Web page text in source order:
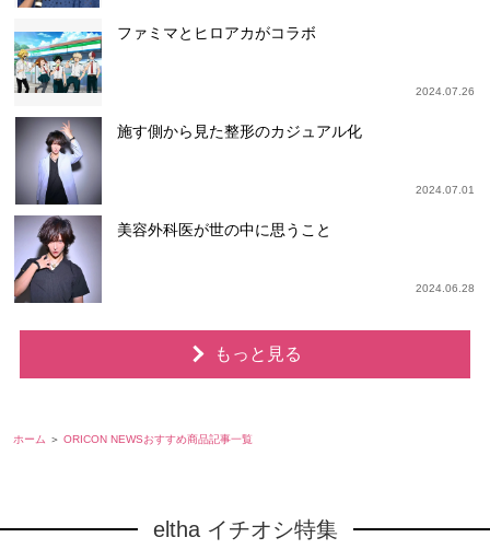
ファミマとヒロアカがコラボ
2024.07.26
施す側から見た整形のカジュアル化
2024.07.01
美容外科医が世の中に思うこと
2024.06.28
もっと見る
ホーム ORICON NEWSおすすめ商品記事一覧
eltha イチオシ特集